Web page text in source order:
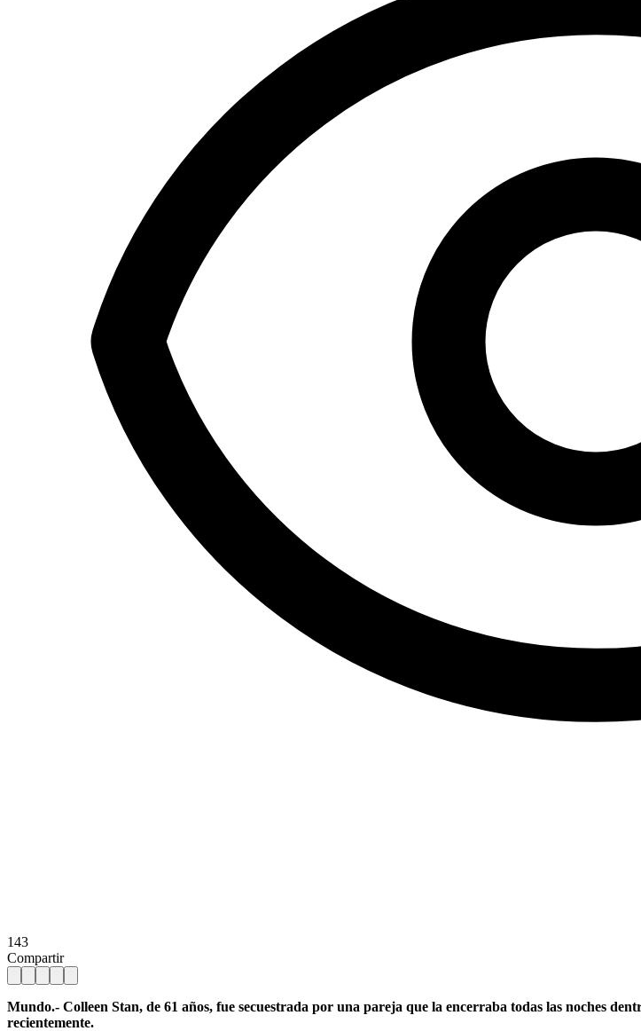
143
Compartir
Mundo.- Colleen Stan, de 61 años, fue secuestrada por una pareja que la encerraba todas las noches
recientemente.